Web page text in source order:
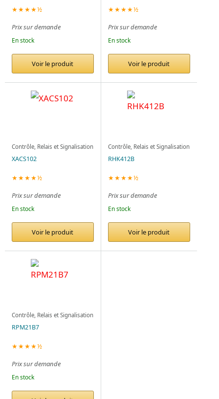
★★★★½
Prix sur demande
En stock
Voir le produit
★★★★½
Prix sur demande
En stock
Voir le produit
Contrôle, Relais et Signalisation
XACS102
★★★★½
Prix sur demande
En stock
Voir le produit
Contrôle, Relais et Signalisation
RHK412B
★★★★½
Prix sur demande
En stock
Voir le produit
Contrôle, Relais et Signalisation
RPM21B7
★★★★½
Prix sur demande
En stock